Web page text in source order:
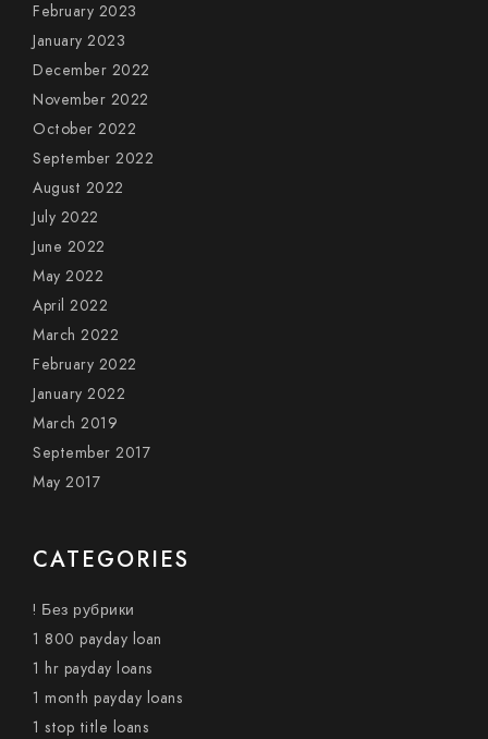
February 2023
January 2023
December 2022
November 2022
October 2022
September 2022
August 2022
July 2022
June 2022
May 2022
April 2022
March 2022
February 2022
January 2022
March 2019
September 2017
May 2017
CATEGORIES
! Без рубрики
1 800 payday loan
1 hr payday loans
1 month payday loans
1 stop title loans